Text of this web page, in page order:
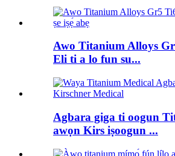
Awo Titanium Alloys
Eli ti a lo fun su...
Agbara giga ti oogun
awọn Kirs iṣoogun ...